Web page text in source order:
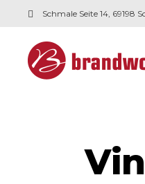
Schmale Seite 14, 69198